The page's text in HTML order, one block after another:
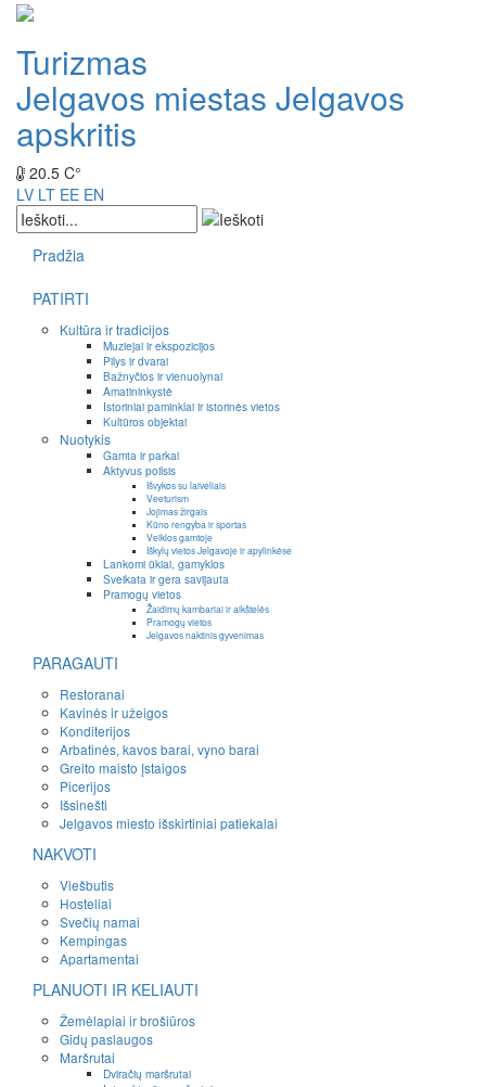
Turizmas
Jelgavos miestas Jelgavos
apskritis
20.5 C°
LV LT EE EN
Pradžia
PATIRTI
Kultūra ir tradicijos
Muziejai ir ekspozicijos
Pilys ir dvarai
Bažnyčios ir vienuolynai
Amatininkystė
Istoriniai paminklai ir istorinės vietos
Kultūros objektai
Nuotykis
Gamta ir parkai
Aktyvus poilsis
Išvykos su laiveliais
Veeturism
Jojimas žirgais
Kūno rengyba ir sportas
Veiklos gamtoje
Iškylų vietos Jelgavoje ir apylinkėse
Lankomi ūkiai, gamyklos
Sveikata ir gera savijauta
Pramogų vietos
Žaidimų kambariai ir aikštelės
Pramogų vietos
Jelgavos naktinis gyvenimas
PARAGAUTI
Restoranai
Kavinės ir užeigos
Konditerijos
Arbatinės, kavos barai, vyno barai
Greito maisto įstaigos
Picerijos
Išsinešti
Jelgavos miesto išskirtiniai patiekalai
NAKVOTI
Viešbutis
Hosteliai
Svečių namai
Kempingas
Apartamentai
PLANUOTI IR KELIAUTI
Žemėlapiai ir brošiūros
Gidų paslaugos
Maršrutai
Dviračių maršrutai